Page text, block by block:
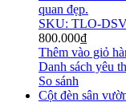
quan đẹp.
SKU: TLO-
800.000₫
Thêm vào giỏ
Danh sách yêu
So sánh
Cột đèn sân